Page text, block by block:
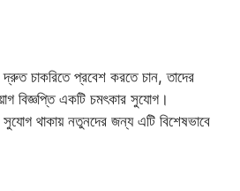
দ্রুত চাকরিতে প্রবেশ করতে চান, তাদের
বিজ্ঞপ্তি একটি চমৎকার সুযোগ।
থাকায় নতুনদের জন্য এটি বিশেষভাবে